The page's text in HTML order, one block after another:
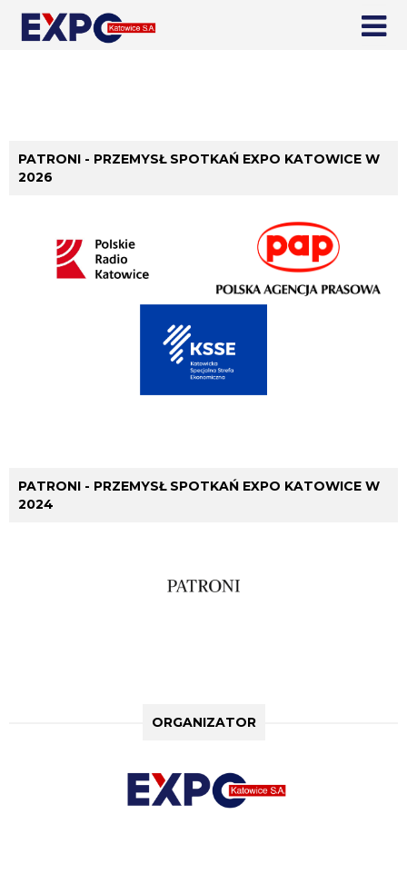
PATRONI - PRZEMYSŁ SPOTKAŃ EXPO KATOWICE W
2026
PATRONI - PRZEMYSŁ SPOTKAŃ EXPO KATOWICE W
2024
ORGANIZATOR